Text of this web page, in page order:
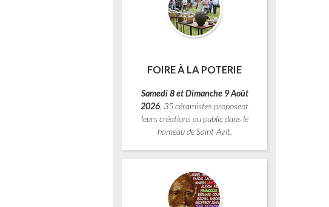
FOIRE À LA POTERIE
Samedi 8 et Dimanche 9 Août
2026 , 35 céramistes proposent
leurs créations au public dans le
hameau de Saint-Avit.